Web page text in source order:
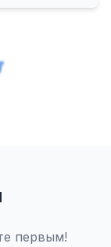
первым!